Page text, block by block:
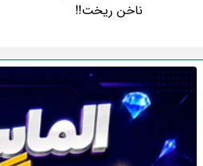
ناخن ریخت!!